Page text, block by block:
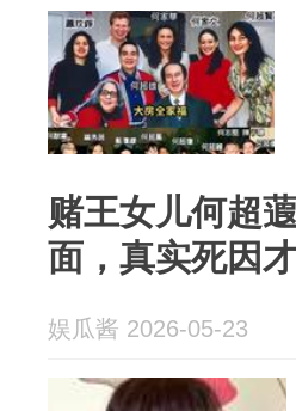
赌王女儿何超
面，真实死因
娱瓜酱 2026-05-23